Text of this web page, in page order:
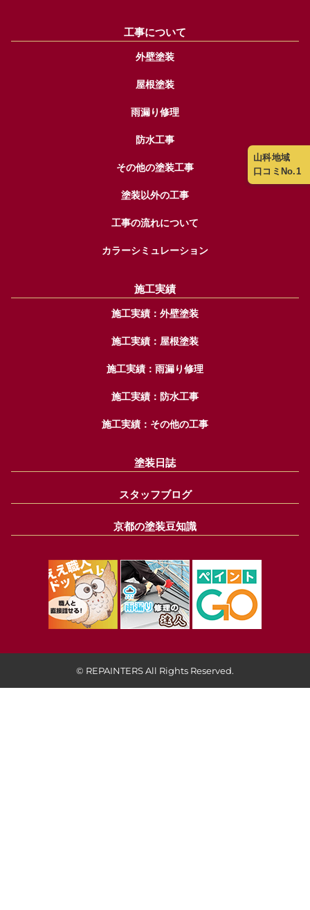
山科地域
口コミNo.1
工事について
外壁塗装
屋根塗装
雨漏り修理
防水工事
その他の塗装工事
塗装以外の工事
工事の流れについて
カラーシミュレーション
施工実績
施工実績：外壁塗装
施工実績：屋根塗装
施工実績：雨漏り修理
施工実績：防水工事
施工実績：その他の工事
塗装日誌
スタッフブログ
京都の塗装豆知識
© REPAINTERS All Rights Reserved.